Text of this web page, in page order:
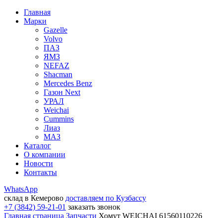
Главная
Марки
Gazelle
Volvo
ПАЗ
ЯМЗ
NEFAZ
Shacman
Mercedes Benz
Газон Next
УРАЛ
Weichai
Cummins
Лиаз
МАЗ
Каталог
О компании
Новости
Контакты
WhatsApp
склад в Кемерово доставляем по Кузбассу
+7 (3842) 59-21-01 заказать звонок
Главная страница Запчасти Хомут WEICHAI 61560110226